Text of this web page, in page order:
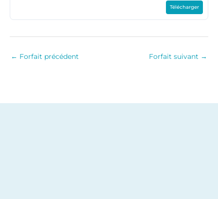
Télécharger
← Forfait précédent Forfait suivant →